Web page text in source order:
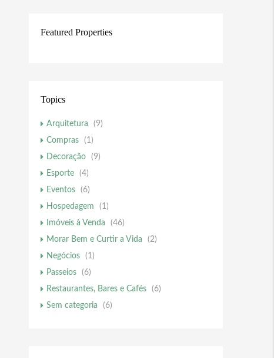
Featured Properties
Topics
Arquitetura
(9)
Compras
(1)
Decoração
(9)
Esporte
(4)
Eventos
(6)
Hospedagem
(1)
Imóveis à Venda
(46)
Morar Bem e Curtir a Vida
(2)
Negócios
(1)
Passeios
(6)
Restaurantes, Bares e Cafés
(6)
Sem categoria
(6)